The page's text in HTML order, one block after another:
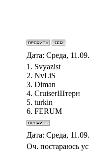
Дата: Среда,
1. Svyazist
2. NvLiS
3. Diman
4. СruiserШтерн
5. turkin
6. FERUM
Дата: Среда,
Оч. постараюсь